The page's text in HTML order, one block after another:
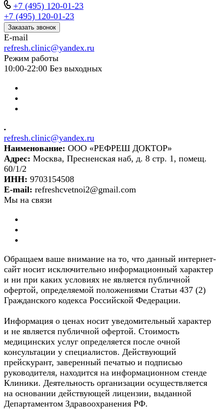
+7 (495) 120-01-23
+7 (495) 120-01-23
Заказать звонок
E-mail
refresh.clinic@yandex.ru
Режим работы
10:00-22:00 Без выходных
refresh.clinic@yandex.ru
Наименование: ООО «РЕФРЕШ ДОКТОР»
Адрес: Москва, Пресненская наб, д. 8 стр. 1, помещ.
60/1/2
ИНН: 9703154508
E-mail: refreshcvetnoi2@gmail.com
Мы на связи
Обращаем ваше внимание на то, что данный интернет-
сайт носит исключительно информационный характер
и ни при каких условиях не является публичной
офертой, определяемой положениями Статьи 437 (2)
Гражданского кодекса Российской Федерации.
Информация о ценах носит уведомительный характер
и не является публичной офертой. Стоимость
медицинских услуг определяется после очной
консультации у специалистов. Действующий
прейскурант, заверенный печатью и подписью
руководителя, находится на информационном стенде
Клиники. Деятельность организации осуществляется
на основании действующей лицензии, выданной
Департаментом Здравоохранения РФ.